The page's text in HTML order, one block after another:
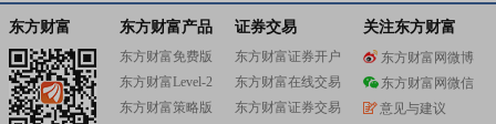
东方财富 东方财富产品
东方财富免费版
东方财富Level-2
东方财富策略版
证券交易
东方财富证券开户
东方财富在线交易
东方财富证券交易
关注东方财富
东方财富网微博
东方财富网微信
意见与建议